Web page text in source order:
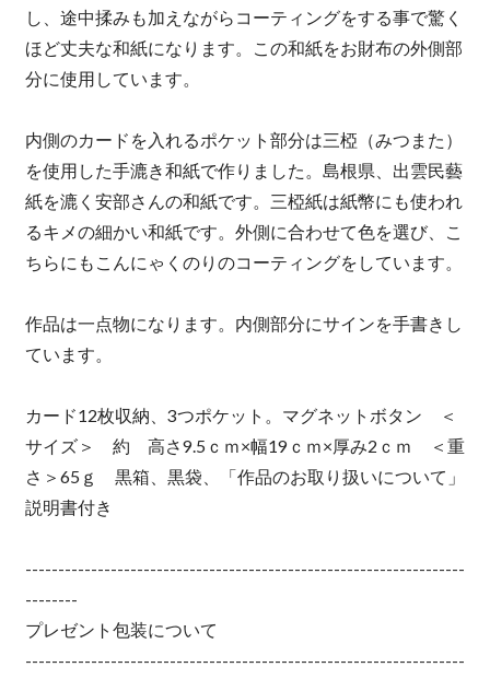
し、途中揉みも加えながらコーティングをする事で驚く
ほど丈夫な和紙になります。この和紙をお財布の外側部
分に使用しています。
内側のカードを入れるポケット部分は三椏（みつまた）
を使用した手漉き和紙で作りました。島根県、出雲民藝
紙を漉く安部さんの和紙です。三椏紙は紙幣にも使われ
るキメの細かい和紙です。外側に合わせて色を選び、こ
ちらにもこんにゃくのりのコーティングをしています。
作品は一点物になります。内側部分にサインを手書きし
ています。
カード12枚収納、3つポケット。マグネットボタン ＜
サイズ＞ 約 高さ9.5ｃｍ×幅19ｃｍ×厚み2ｃｍ ＜重
さ＞65ｇ 黒箱、黒袋、「作品のお取り扱いについて」
説明書付き
-------------------------------------------------------------------
--------
プレゼント包装について
-------------------------------------------------------------------